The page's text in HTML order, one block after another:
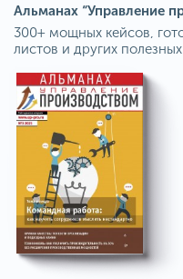
Альманах “Управление
300+ мощных кейсов,
листов и других